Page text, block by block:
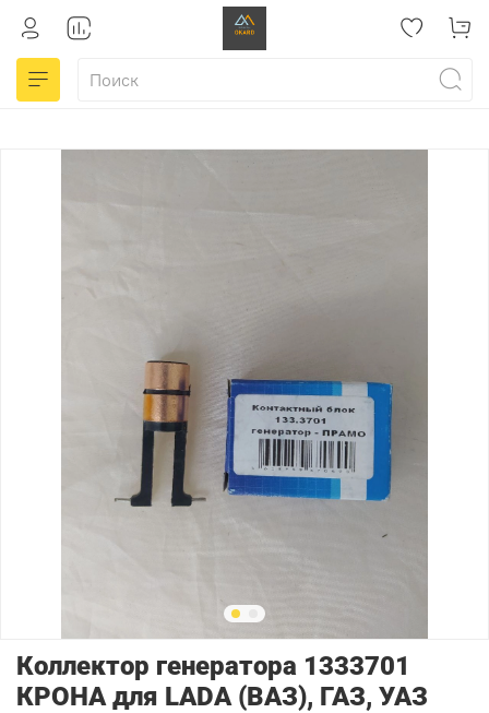
Коллектор генератора 1333701
КРОНА для LADA (ВАЗ), ГАЗ, УАЗ